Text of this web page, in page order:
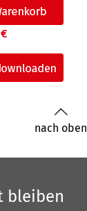
nach oben
bleiben